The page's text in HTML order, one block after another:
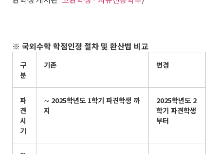
※ 국외수학 학점인정 절차 및 환산법 비교
구
분
기존 변경
파
견
시
기
∼ 2025학년도 1학기 파견학생 까
지
2025학년도 2
학기 파견학생
부터